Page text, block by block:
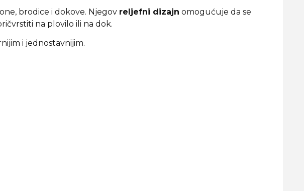
brodice i dokove. Njegov reljefni dizajn omogućuje da se
na plovilo ili na dok.
i jednostavnijim.